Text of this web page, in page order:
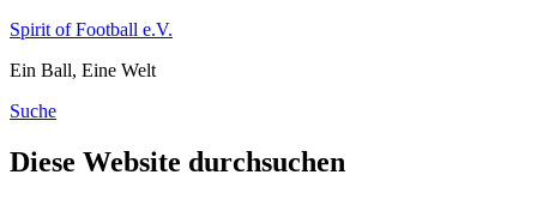
Zum
springen
Spirit of Football e.V.
Ein Ball, Eine Welt
Suche
Diese Website durchsuchen